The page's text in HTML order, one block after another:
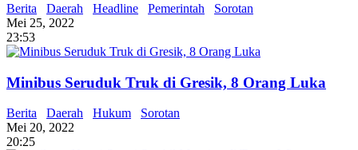
Berita Daerah Headline Pemerintah
Sorotan
Mei 25, 2022
23:53
Minibus Seruduk Truk di Gresik, 8 Orang Luka
Berita Daerah Hukum
Sorotan
Mei 20, 2022
20:25